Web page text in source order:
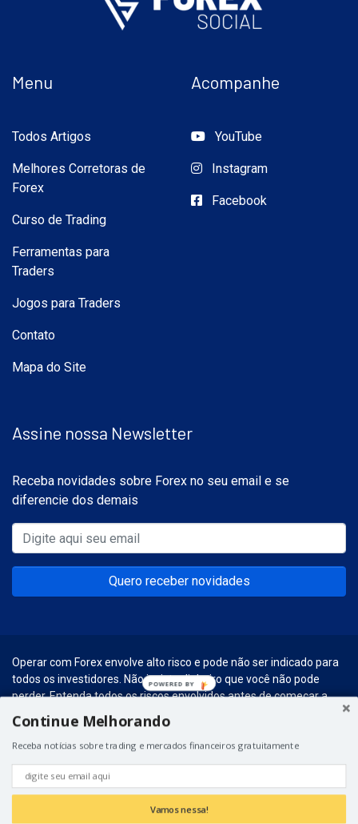
Menu
Todos Artigos
Melhores Corretoras de
Forex
Curso de Trading
Ferramentas para
Traders
Jogos para Traders
Contato
Mapa do Site
Acompanhe
YouTube
Instagram
Facebook
Assine nossa Newsletter
Receba novidades sobre Forex no seu email e se
diferencie dos demais
Quero receber novidades
Operar com Forex envolve alto risco e pode não ser indicado para
todos os investidores. Não invista dinheiro que você não pode
perder. Entenda todos os riscos envolvidos antes de começar a
realizar esse tipo de investimentos.
© 2026 – Forex Social. Graças aHospedagem para WordPress
Continue Melhorando
Receba notícias sobre trading e mercados financeiros gratuitamente
Vamos nessa!
POWERED
BY